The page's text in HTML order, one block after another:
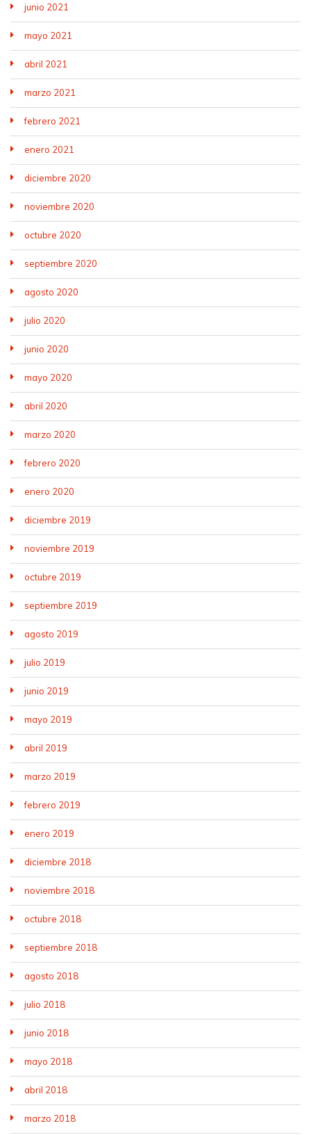
junio 2021
mayo 2021
abril 2021
marzo 2021
febrero 2021
enero 2021
diciembre 2020
noviembre 2020
octubre 2020
septiembre 2020
agosto 2020
julio 2020
junio 2020
mayo 2020
abril 2020
marzo 2020
febrero 2020
enero 2020
diciembre 2019
noviembre 2019
octubre 2019
septiembre 2019
agosto 2019
julio 2019
junio 2019
mayo 2019
abril 2019
marzo 2019
febrero 2019
enero 2019
diciembre 2018
noviembre 2018
octubre 2018
septiembre 2018
agosto 2018
julio 2018
junio 2018
mayo 2018
abril 2018
marzo 2018